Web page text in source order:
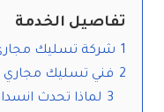
تفاصيل الخدمة
1 شركة تسليك
2 فني تسليك مجاري
3 لماذا تحدث